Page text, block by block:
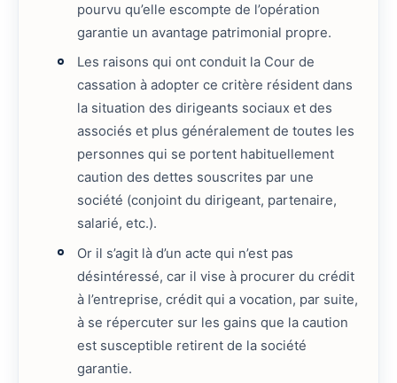
pourvu qu’elle escompte de l’opération
garantie un avantage patrimonial propre.
Les raisons qui ont conduit la Cour de
cassation à adopter ce critère résident dans
la situation des dirigeants sociaux et des
associés et plus généralement de toutes les
personnes qui se portent habituellement
caution des dettes souscrites par une
société (conjoint du dirigeant, partenaire,
salarié, etc.).
Or il s’agit là d’un acte qui n’est pas
désintéressé, car il vise à procurer du crédit
à l’entreprise, crédit qui a vocation, par suite,
à se répercuter sur les gains que la caution
est susceptible retirent de la société
garantie.